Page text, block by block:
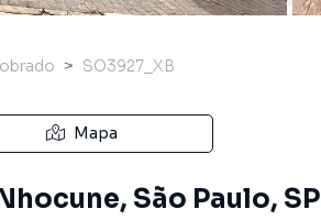
SO3927_XB
Mapa
São Paulo, SP